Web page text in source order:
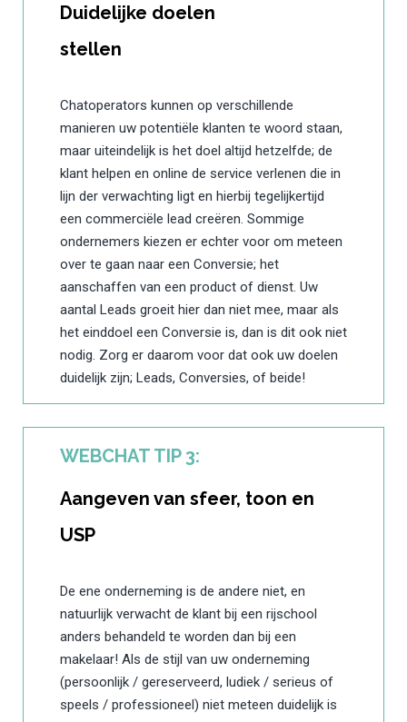
Duidelijke doelen
stellen
Chatoperators kunnen op verschillende
manieren uw potentiële klanten te woord staan,
maar uiteindelijk is het doel altijd hetzelfde; de
klant helpen en online de service verlenen die in
lijn der verwachting ligt en hierbij tegelijkertijd
een commerciële lead creëren. Sommige
ondernemers kiezen er echter voor om meteen
over te gaan naar een Conversie; het
aanschaffen van een product of dienst. Uw
aantal Leads groeit hier dan niet mee, maar als
het einddoel een Conversie is, dan is dit ook niet
nodig. Zorg er daarom voor dat ook uw doelen
duidelijk zijn; Leads, Conversies, of beide!
WEBCHAT TIP 3:
Aangeven van sfeer, toon en
USP
De ene onderneming is de andere niet, en
natuurlijk verwacht de klant bij een rijschool
anders behandeld te worden dan bij een
makelaar! Als de stijl van uw onderneming
(persoonlijk / gereserveerd, ludiek / serieus of
speels / professioneel) niet meteen duidelijk is